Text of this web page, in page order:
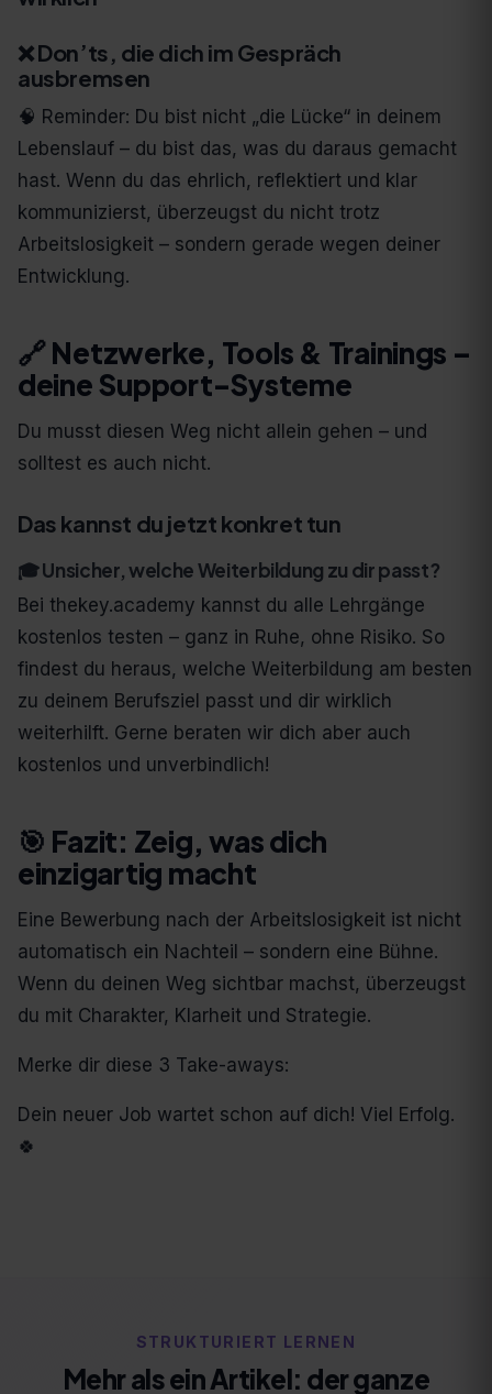
❌ Don’ts, die dich im Gespräch
ausbremsen
🧠 Reminder: Du bist nicht „die Lücke“ in deinem
Lebenslauf – du bist das, was du daraus gemacht
hast. Wenn du das ehrlich, reflektiert und klar
kommunizierst, überzeugst du nicht trotz
Arbeitslosigkeit – sondern gerade wegen deiner
Entwicklung.
🔗 Netzwerke, Tools & Trainings –
deine Support-Systeme
Du musst diesen Weg nicht allein gehen – und
solltest es auch nicht.
Das kannst du jetzt konkret tun
🎓 Unsicher, welche Weiterbildung zu dir passt?
Bei thekey.academy kannst du alle Lehrgänge
kostenlos testen – ganz in Ruhe, ohne Risiko. So
findest du heraus, welche Weiterbildung am besten
zu deinem Berufsziel passt und dir wirklich
weiterhilft. Gerne beraten wir dich aber auch
kostenlos und unverbindlich!
🎯 Fazit: Zeig, was dich
einzigartig macht
Eine Bewerbung nach der Arbeitslosigkeit ist nicht
automatisch ein Nachteil – sondern eine Bühne.
Wenn du deinen Weg sichtbar machst, überzeugst
du mit Charakter, Klarheit und Strategie.
Merke dir diese 3 Take-aways:
Dein neuer Job wartet schon auf dich! Viel Erfolg.
🍀
STRUKTURIERT LERNEN
Mehr als ein Artikel: der ganze